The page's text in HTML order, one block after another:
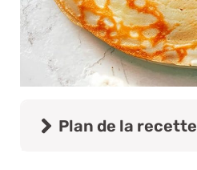
Plan de la recette